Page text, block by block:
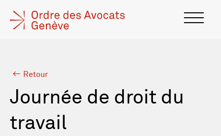
Retour
Journée de droit du
travail